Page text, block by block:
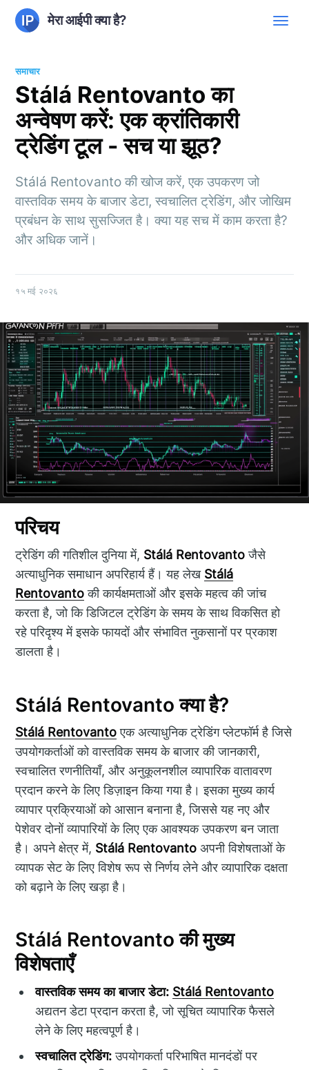
मेरा आईपी क्या है?
समाचार
Stálá Rentovanto का
अन्वेषण करें: एक क्रांतिकारी
ट्रेडिंग टूल - सच या झूठ?
Stálá Rentovanto की खोज करें, एक उपकरण जो
वास्तविक समय के बाजार डेटा, स्वचालित ट्रेडिंग, और जोखिम
प्रबंधन के साथ सुसज्जित है। क्या यह सच में काम करता है?
और अधिक जानें।
१५ मई २०२६
परिचय
ट्रेडिंग की गतिशील दुनिया में, Stálá Rentovantoजैसे
अत्याधुनिक समाधान अपरिहार्य हैं। यह लेख Stálá
Rentovantoकी कार्यक्षमताओं और इसके महत्व की जांच
करता है, जो कि डिजिटल ट्रेडिंग के समय के साथ विकसित हो
रहे परिदृश्य में इसके फायदों और संभावित नुकसानों पर प्रकाश
डालता है।
Stálá Rentovanto क्या है?
Stálá Rentovantoएक अत्याधुनिक ट्रेडिंग प्लेटफॉर्म है जिसे
उपयोगकर्ताओं को वास्तविक समय के बाजार की जानकारी,
स्वचालित रणनीतियाँ, और अनुकूलनशील व्यापारिक वातावरण
प्रदान करने के लिए डिज़ाइन किया गया है। इसका मुख्य कार्य
व्यापार प्रक्रियाओं को आसान बनाना है, जिससे यह नए और
पेशेवर दोनों व्यापारियों के लिए एक आवश्यक उपकरण बन जाता
है। अपने क्षेत्र में, Stálá Rentovanto अपनी विशेषताओं के
व्यापक सेट के लिए विशेष रूप से निर्णय लेने और व्यापारिक दक्षता
को बढ़ाने के लिए खड़ा है।
Stálá Rentovanto की मुख्य
विशेषताएँ
वास्तविक समय का बाजार डेटा: Stálá Rentovanto
अद्यतन डेटा प्रदान करता है, जो सूचित व्यापारिक फैसले
लेने के लिए महत्वपूर्ण है।
स्वचालित ट्रेडिंग:उपयोगकर्ता परिभाषित मानदंडों पर